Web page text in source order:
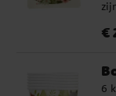
€
6